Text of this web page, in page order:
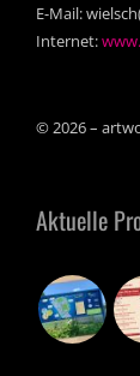
E-Mail:
Internet:
© 2026 –
Aktuelle